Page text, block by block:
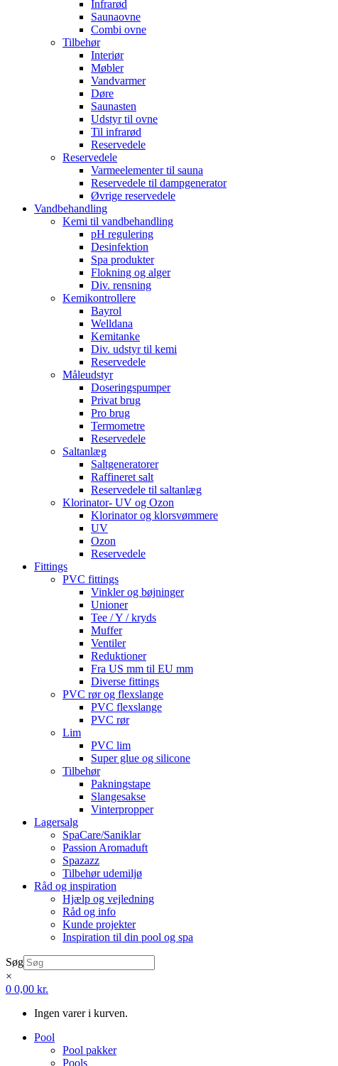
Infrarød
Saunaovne
Combi ovne
Tilbehør
Interiør
Møbler
Vandvarmer
Døre
Saunasten
Udstyr til ovne
Til infrarød
Reservedele
Reservedele
Varmeelementer til sauna
Reservedele til dampgenerator
Øvrige reservedele
Vandbehandling
Kemi til vandbehandling
pH regulering
Desinfektion
Spa produkter
Flokning og alger
Div. rensning
Kemikontrollere
Bayrol
Welldana
Kemitanke
Div. udstyr til kemi
Reservedele
Måleudstyr
Doseringspumper
Privat brug
Pro brug
Termometre
Reservedele
Saltanlæg
Saltgeneratorer
Raffineret salt
Reservedele til saltanlæg
Klorinator- UV og Ozon
Klorinator og klorsvømmere
UV
Ozon
Reservedele
Fittings
PVC fittings
Vinkler og bøjninger
Unioner
Tee / Y / kryds
Muffer
Ventiler
Reduktioner
Fra US mm til EU mm
Diverse fittings
PVC rør og flexslange
PVC flexslange
PVC rør
Lim
PVC lim
Super glue og silicone
Tilbehør
Pakningstape
Slangesakse
Vinterpropper
Lagersalg
SpaCare/Saniklar
Passion Aromaduft
Spazazz
Tilbehør udemiljø
Råd og inspiration
Hjælp og vejledning
Råd og info
Kunde projekter
Inspiration til din pool og spa
Søg
×
0 0,00 kr.
Ingen varer i kurven.
Pool
Pool pakker
Pools